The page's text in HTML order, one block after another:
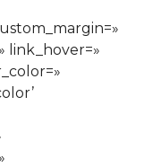
link_hover=»